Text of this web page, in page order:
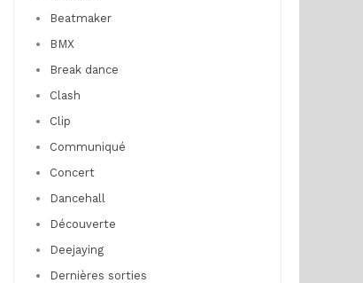
Beatmaker
BMX
Break dance
Clash
Clip
Communiqué
Concert
Dancehall
Découverte
Deejaying
Dernières sorties